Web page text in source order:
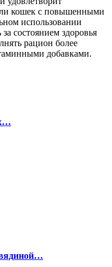
кошек с повышенными
использовании
состоянием здоровья
рацион более
добавками.